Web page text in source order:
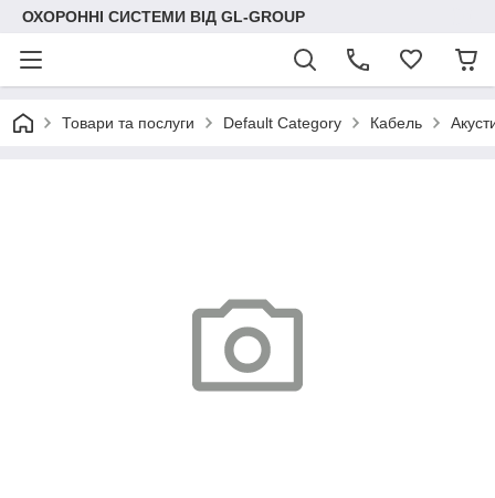
ОХОРОННІ СИСТЕМИ ВІД GL-GROUP
Товари та послуги Default Category Кабель